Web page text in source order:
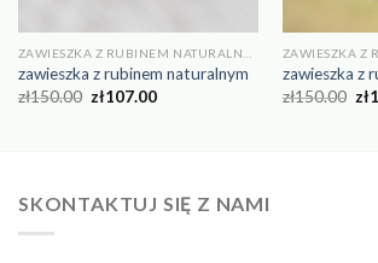
zawieszka z rubinem naturalnym
zł150.00 zł107.00
zawieszka z
zł150.00 zł
SKONTAKTUJ SIĘ Z NAMI